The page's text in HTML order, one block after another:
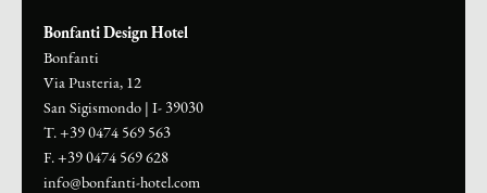
Bonfanti Design Hotel
Bonfanti
Via Pusteria, 12
San Sigismondo | I- 39030
T. +39 0474 569 563
F. +39 0474 569 628
info@bonfanti-hotel.com